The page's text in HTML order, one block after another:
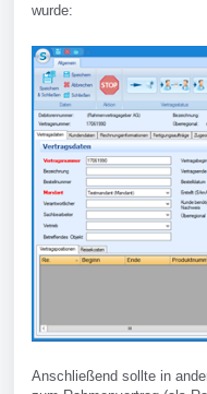
wurde:
Anschließend sollte in